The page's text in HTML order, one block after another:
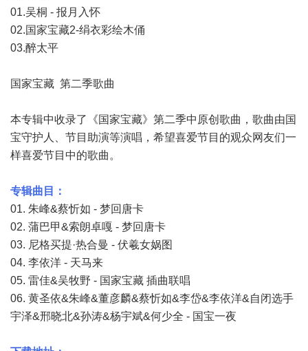
01.吴桐 - 报月入怀
02.国家宝藏2-绢衣彩绘木俑
03.醉太平
国家宝藏 第二季歌曲
本专辑中收录了《国家宝藏》第二季中原创歌曲，歌曲由国
宝守护人、节目助演等演唱，希望喜爱节目的观众网友们一
样喜爱节目中的歌曲。
专辑曲目：
01. 朱峰&蔡忻如 - 梦回唐卡
02. 蒲巴甲&索朗卓嘎 - 梦回唐卡
03. 尼格买提·热合曼 - 伏羲女娲图
04. 李依洋 - 天马来
05. 雷佳&吴牧野 - 国家宝藏 插曲联唱
06. 黄圣依&朱峰&董彦麟&蔡忻如&李岱&李依洋&自闭选手
宇泽&邢晓北&孙涛&杨宇斌&何少全 - 国宝一夜